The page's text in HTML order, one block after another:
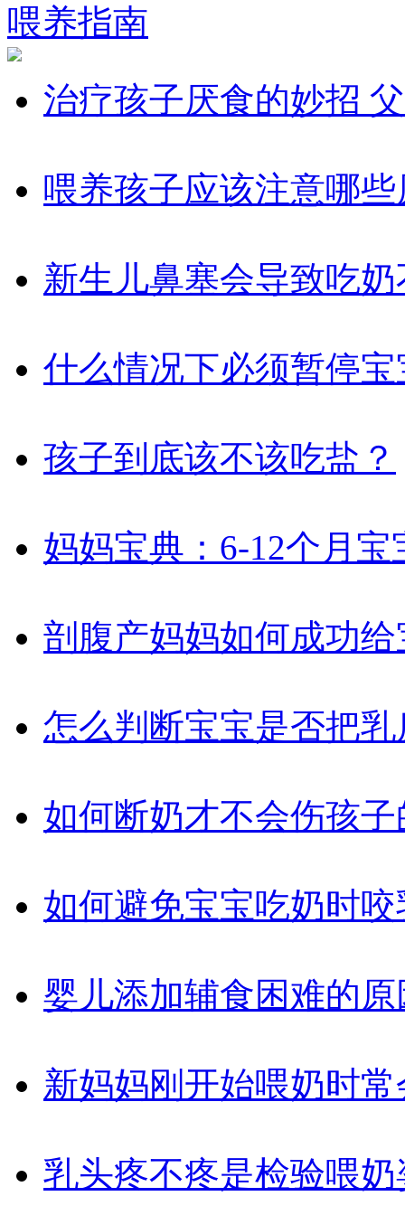
喂养指南
治疗孩子厌食的妙招
喂养孩子应该注意哪
新生儿鼻塞会导致吃奶
什么情况下必须暂停
孩子到底该不该吃盐？
妈妈宝典：6-12个月
剖腹产妈妈如何成功
怎么判断宝宝是否把
如何断奶才不会伤孩子
如何避免宝宝吃奶时
婴儿添加辅食困难的原
新妈妈刚开始喂奶时
乳头疼不疼是检验喂